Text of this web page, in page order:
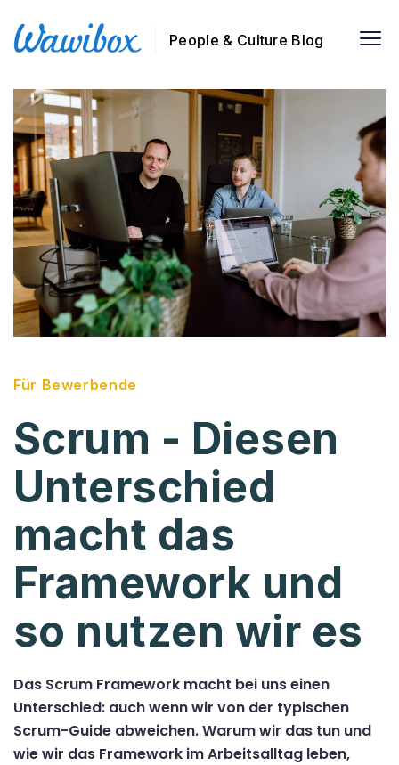
People & Culture Blog
Für Bewerbende
Scrum - Diesen
Unterschied
macht das
Framework und
so nutzen wir es
Das Scrum Framework macht bei uns einen
Unterschied: auch wenn wir von der typischen
Scrum-Guide abweichen. Warum wir das tun und
wie wir das Framework im Arbeitsalltag leben,